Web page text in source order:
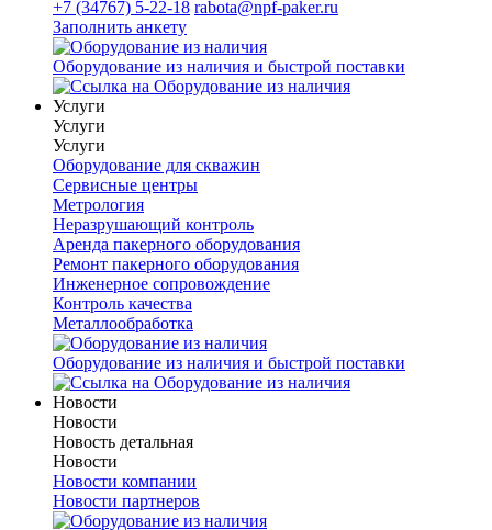
+7 (34767) 5-22-18 rabota@npf-paker.ru
Заполнить анкету
Оборудование из наличия и быстрой поставки
Услуги
Услуги
Услуги
Оборудование для скважин
Сервисные центры
Метрология
Неразрушающий контроль
Аренда пакерного оборудования
Ремонт пакерного оборудования
Инженерное сопровождение
Контроль качества
Металлообработка
Оборудование из наличия и быстрой поставки
Новости
Новости
Новость детальная
Новости
Новости компании
Новости партнеров